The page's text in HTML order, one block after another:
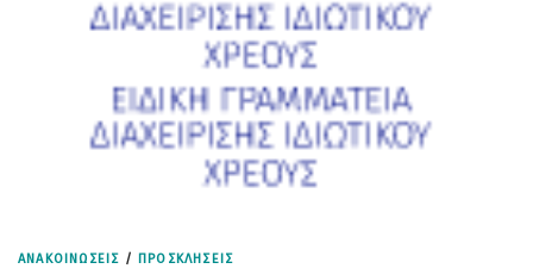
ΑΝΑΚΟΙΝΩΣΕΙΣ / ΠΡΟΣΚΛΗΣΕΙΣ